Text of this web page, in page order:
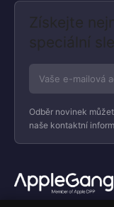
Získejte
speciální
Odběr novinek
naše kontaktní